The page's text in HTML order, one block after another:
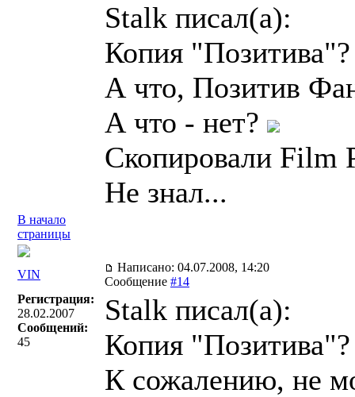
Stalk писал(a):
Копия "Позитива"?
А что, Позитив
А что - нет?
Скопировали Film
Не знал...
В начало
страницы
VIN
Написано: 04.07.2008, 14:20
Сообщение #14
Регистрация:
28.02.2007
Сообщений:
45
Stalk писал(a):
Копия "Позитива"?
К сожалению, не